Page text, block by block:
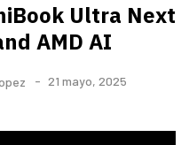
Ultra ​Next
AMD AI
21 mayo, 2025